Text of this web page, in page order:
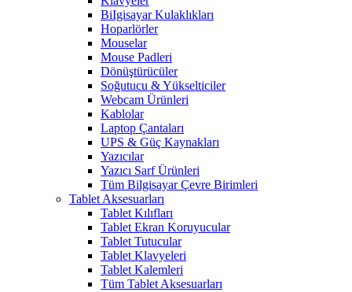
BiIgisayar Kulaklıkları
Hoparlörler
Mouselar
Mouse Padleri
Dönüştürücüler
Soğutucu & Yükselticiler
Webcam Ürünleri
Kablolar
Laptop Çantaları
UPS & Güç Kaynakları
Yazıcılar
Yazıcı Sarf Ürünleri
Tüm Bilgisayar Çevre Birimleri
Tablet Aksesuarları
Tablet Kılıfları
Tablet Ekran Koruyucular
Tablet Tutucular
Tablet Klavyeleri
Tablet Kalemleri
Tüm Tablet Aksesuarları